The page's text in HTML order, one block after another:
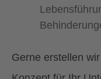
Gerne erstellen